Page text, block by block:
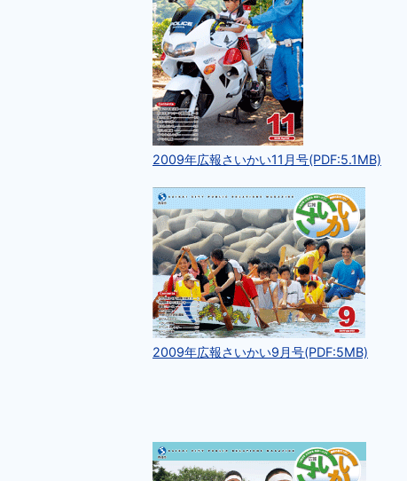
2009年広報さいかい11月号(PDF:5.1MB)
2009年広報さいかい9月号(PDF:5MB)